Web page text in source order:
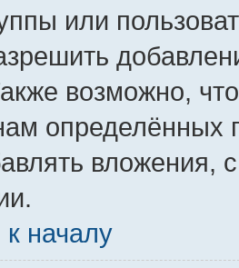
или
возможно,
определённых
вложения,
началу